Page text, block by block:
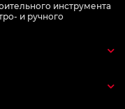
инструмента
и ручного